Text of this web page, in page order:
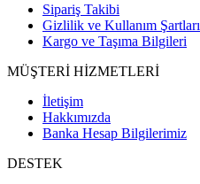
Sipariş Takibi
Gizlilik ve Kullanım Şartları
Kargo ve Taşıma Bilgileri
MÜŞTERİ HİZMETLERİ
İletişim
Hakkımızda
Banka Hesap Bilgilerimiz
DESTEK